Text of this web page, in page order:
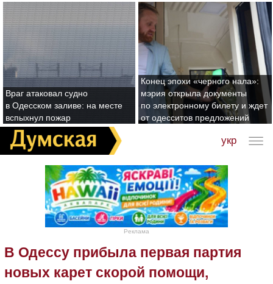
Враг атаковал судно
в Одесском заливе: на месте
вспыхнул пожар
Конец эпохи «черного нала»:
мэрия открыла документы
по электронному билету и ждет
от одесситов предложений
укр
Реклама
В Одессу прибыла первая партия
новых карет скорой помощи,